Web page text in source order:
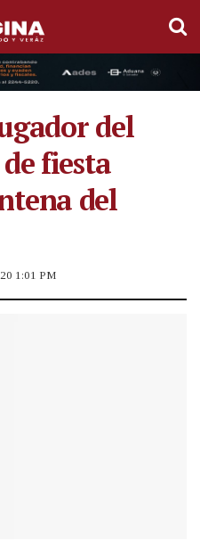
del
fiesta
del
1:01 PM